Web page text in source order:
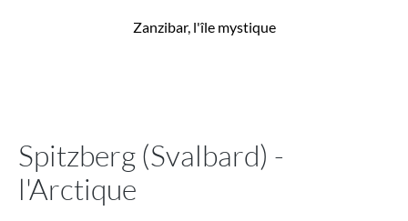
Zanzibar, l'île mystique
Spitzberg (Svalbard) -
l'Arctique